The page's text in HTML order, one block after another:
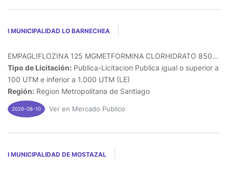
I MUNICIPALIDAD LO BARNECHEA
EMPAGLIFLOZINA 125 MGMETFORMINA CLORHIDRATO 850...
Tipo de Licitación: Publica-Licitacion Publica igual o superior a
100 UTM e inferior a 1.000 UTM (LE)
Región: Region Metropolitana de Santiago
2026-08-10 Ver en Mercado Publico
I MUNICIPALIDAD DE MOSTAZAL